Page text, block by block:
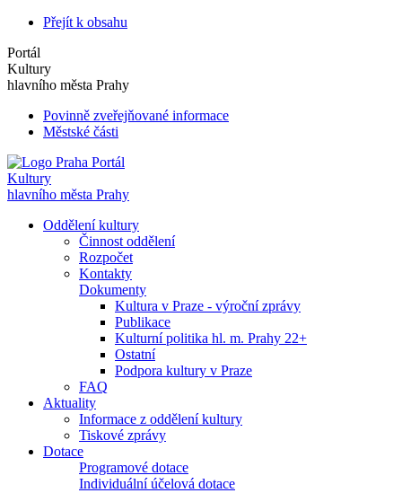
Přejít k obsahu
Portál
Kultury
hlavního města Prahy
Povinně zveřejňované informace
Městské části
Portál
Kultury
hlavního města Prahy
Oddělení kultury
Činnost oddělení
Rozpočet
Kontakty
Dokumenty
Kultura v Praze - výroční zprávy
Publikace
Kulturní politika hl. m. Prahy 22+
Ostatní
Podpora kultury v Praze
FAQ
Aktuality
Informace z oddělení kultury
Tiskové zprávy
Dotace
Programové dotace
Individuální účelová dotace